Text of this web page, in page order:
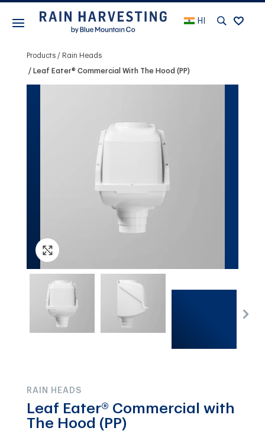
HI
Products Rain Heads
Leaf Eater® Commercial With The Hood (PP)
RAIN HEADS
Leaf Eater® Commercial with
The Hood (PP)